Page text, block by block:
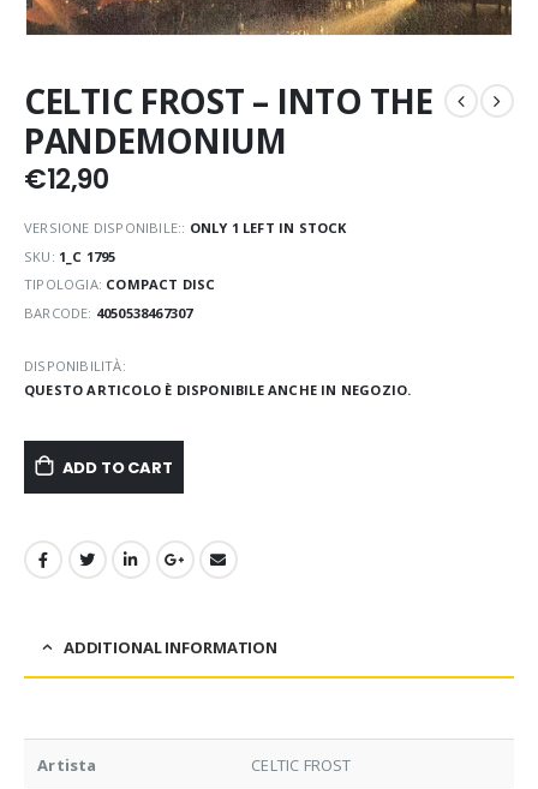
CELTIC FROST – INTO THE
PANDEMONIUM
€12,90
VERSIONE DISPONIBILE:: ONLY 1 LEFT IN STOCK
SKU: 1_C 1795
TIPOLOGIA: COMPACT DISC
BARCODE: 4050538467307
DISPONIBILITÀ:
QUESTO ARTICOLO È DISPONIBILE ANCHE IN NEGOZIO.
ADD TO CART
ADDITIONAL INFORMATION
Artista CELTIC FROST